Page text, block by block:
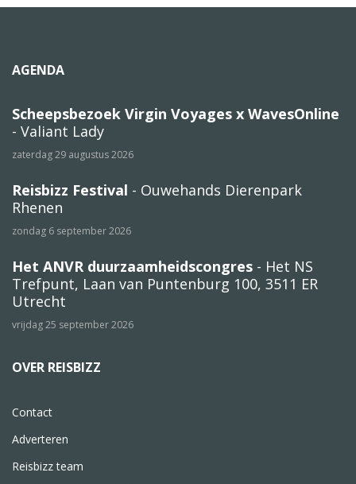
AGENDA
Scheepsbezoek Virgin Voyages x WavesOnline
- Valiant Lady
zaterdag 29 augustus 2026
Reisbizz Festival - Ouwehands Dierenpark
Rhenen
zondag 6 september 2026
Het ANVR duurzaamheidscongres - Het NS
Trefpunt, Laan van Puntenburg 100, 3511 ER
Utrecht
vrijdag 25 september 2026
OVER REISBIZZ
Contact
Adverteren
Reisbizz team